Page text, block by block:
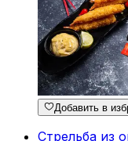
Добавить в
Стрельба из